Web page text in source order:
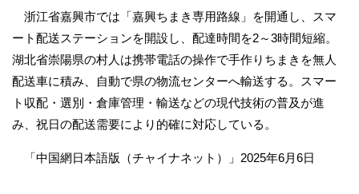
浙江省嘉興市では「嘉興ちまき専用路線」を開通し、スマ
ート配送ステーションを開設し、配達時間を2～3時間短縮。
湖北省崇陽県の村人は携帯電話の操作で手作りちまきを無人
配送車に積み、自動で県の物流センターへ輸送する。スマー
ト収配・選別・倉庫管理・輸送などの現代技術の普及が進
み、祝日の配送需要により的確に対応している。
「中国網日本語版（チャイナネット）」2025年6月6日